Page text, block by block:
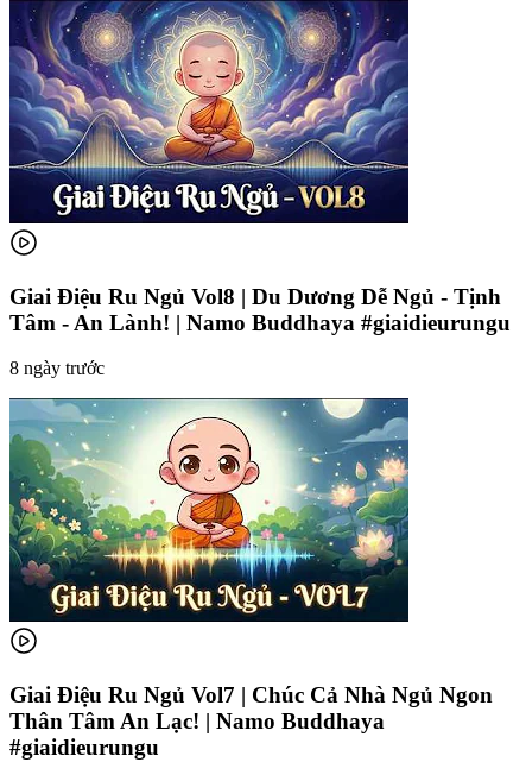
Giai Điệu Ru Ngủ Vol8 | Du Dương Dễ Ngủ - Tịnh
Tâm - An Lành! | Namo Buddhaya #giaidieurungu
8 ngày trước
Giai Điệu Ru Ngủ Vol7 | Chúc Cả Nhà Ngủ Ngon
Thân Tâm An Lạc! | Namo Buddhaya
#giaidieurungu